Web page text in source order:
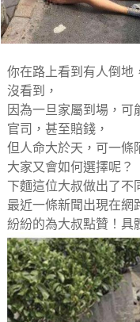
你在路上看到有人倒地
沒看到，
因為一旦家屬到場，可
官司，甚至賠錢，
但人命大於天，可一條
大家又會如何選擇呢？
下麵這位大叔做出了不
最近一條新聞出現在網
紛紛的為大叔點贊！具